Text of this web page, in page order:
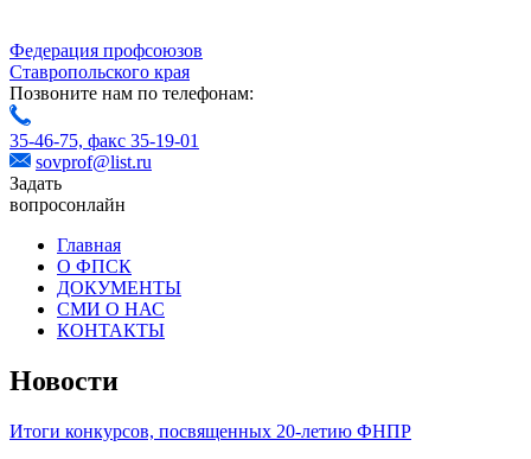
Федерация профсоюзов
Ставропольского края
Позвоните нам по телефонам:
35-46-75, факс 35-19-01
sovprof@list.ru
Задать
вопросонлайн
Главная
О ФПСК
ДОКУМЕНТЫ
СМИ О НАС
КОНТАКТЫ
Новости
Итоги конкурсов, посвященных 20-летию ФНПР